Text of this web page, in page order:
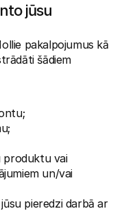
jūsu
pakalpojumus kā
šādiem
produktu vai
un/vai
pieredzi darbā ar